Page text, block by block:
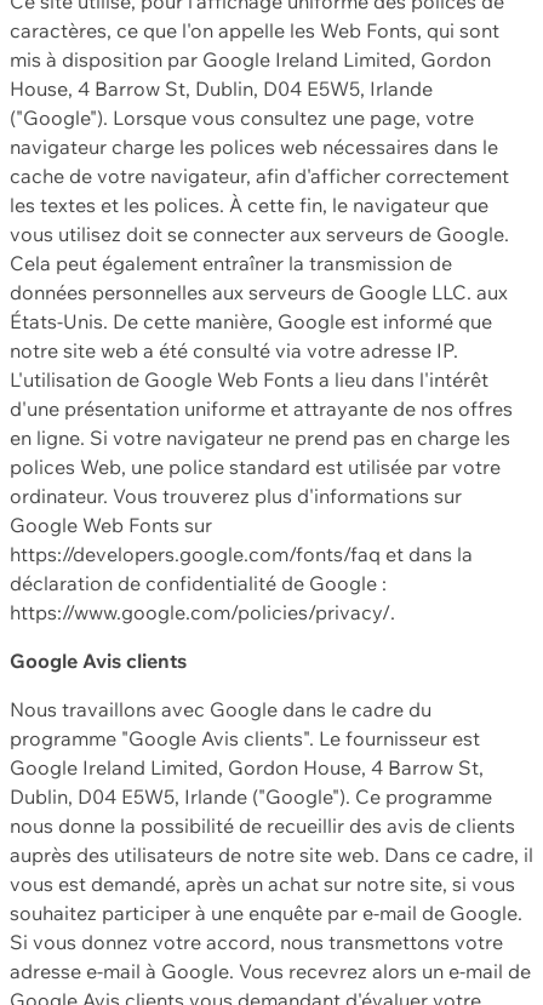
caractères, ce que l'on appelle les Web Fonts, qui sont
mis à disposition par Google Ireland Limited, Gordon
House, 4 Barrow St, Dublin, D04 E5W5, Irlande
("Google"). Lorsque vous consultez une page, votre
navigateur charge les polices web nécessaires dans le
cache de votre navigateur, afin d'afficher correctement
les textes et les polices. À cette fin, le navigateur que
vous utilisez doit se connecter aux serveurs de Google.
Cela peut également entraîner la transmission de
données personnelles aux serveurs de Google LLC. aux
États-Unis. De cette manière, Google est informé que
notre site web a été consulté via votre adresse IP.
L'utilisation de Google Web Fonts a lieu dans l'intérêt
d'une présentation uniforme et attrayante de nos offres
en ligne. Si votre navigateur ne prend pas en charge les
polices Web, une police standard est utilisée par votre
ordinateur. Vous trouverez plus d'informations sur
Google Web Fonts sur
https://developers.google.com/fonts/faq et dans la
déclaration de confidentialité de Google :
https://www.google.com/policies/privacy/.
Google Avis clients
Nous travaillons avec Google dans le cadre du
programme "Google Avis clients". Le fournisseur est
Google Ireland Limited, Gordon House, 4 Barrow St,
Dublin, D04 E5W5, Irlande ("Google"). Ce programme
nous donne la possibilité de recueillir des avis de clients
auprès des utilisateurs de notre site web. Dans ce cadre, il
vous est demandé, après un achat sur notre site, si vous
souhaitez participer à une enquête par e-mail de Google.
Si vous donnez votre accord, nous transmettons votre
adresse e-mail à Google. Vous recevrez alors un e-mail de